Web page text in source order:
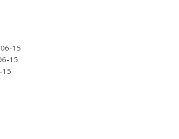
15
15
15